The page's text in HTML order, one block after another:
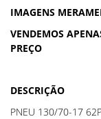
IMAGENS
VENDEMOS
PREÇO
DESCRIÇÃO
PNEU 130/70-17